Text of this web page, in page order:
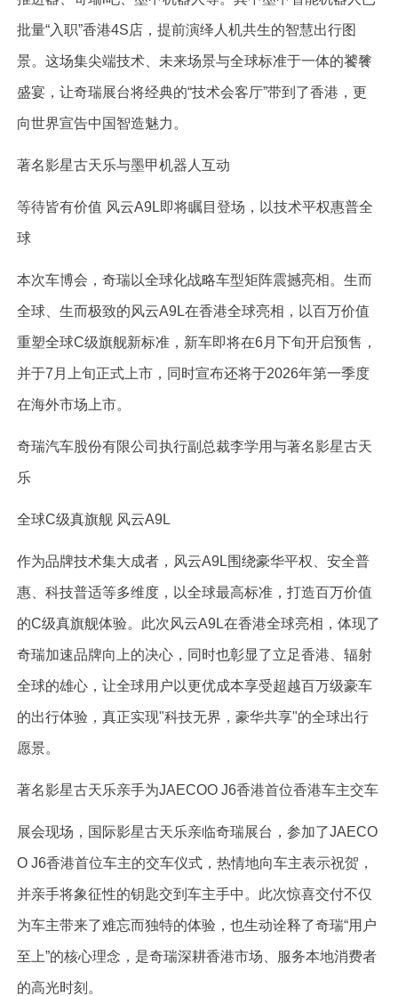
批量“入职”香港4S店，提前演绎人机共生的智慧出行图
景。这场集尖端技术、未来场景与全球标准于一体的饕餮
盛宴，让奇瑞展台将经典的“技术会客厅”带到了香港，更
向世界宣告中国智造魅力。
著名影星古天乐与墨甲机器人互动
等待皆有价值 风云A9L即将瞩目登场，以技术平权惠普全
球
本次车博会，奇瑞以全球化战略车型矩阵震撼亮相。生而
全球、生而极致的风云A9L在香港全球亮相，以百万价值
重塑全球C级旗舰新标准，新车即将在6月下旬开启预售，
并于7月上旬正式上市，同时宣布还将于2026年第一季度
在海外市场上市。
奇瑞汽车股份有限公司执行副总裁李学用与著名影星古天
乐
全球C级真旗舰 风云A9L
作为品牌技术集大成者，风云A9L围绕豪华平权、安全普
惠、科技普适等多维度，以全球最高标准，打造百万价值
的C级真旗舰体验。此次风云A9L在香港全球亮相，体现了
奇瑞加速品牌向上的决心，同时也彰显了立足香港、辐射
全球的雄心，让全球用户以更优成本享受超越百万级豪车
的出行体验，真正实现"科技无界，豪华共享"的全球出行
愿景。
著名影星古天乐亲手为JAECOO J6香港首位香港车主交车
展会现场，国际影星古天乐亲临奇瑞展台，参加了JAECO
O J6香港首位车主的交车仪式，热情地向车主表示祝贺，
并亲手将象征性的钥匙交到车主手中。此次惊喜交付不仅
为车主带来了难忘而独特的体验，也生动诠释了奇瑞“用户
至上”的核心理念，是奇瑞深耕香港市场、服务本地消费者
的高光时刻。